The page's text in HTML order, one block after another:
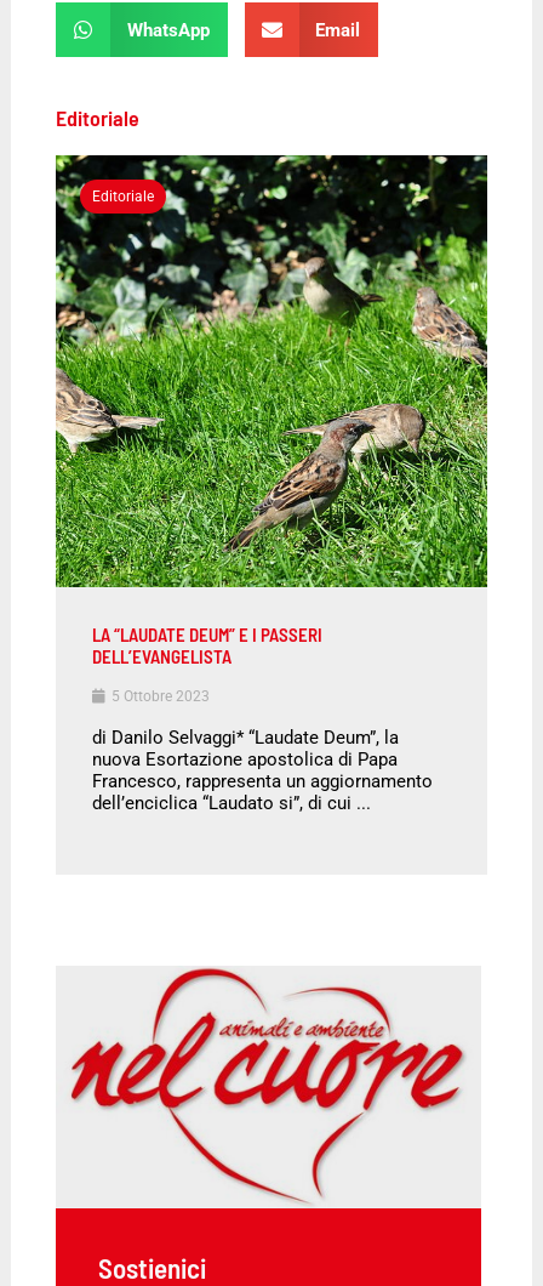
WhatsApp Email
Editoriale
Editoriale
LA “LAUDATE DEUM” E I PASSERI
DELL’EVANGELISTA
5 Ottobre 2023
di Danilo Selvaggi* “Laudate Deum”, la
nuova Esortazione apostolica di Papa
Francesco, rappresenta un aggiornamento
dell’enciclica “Laudato si”, di cui ...
Sostienici